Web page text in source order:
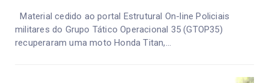
Material cedido ao portal Estrutural On-line Policiais
militares do Grupo Tático Operacional 35 (GTOP35)
recuperaram uma moto Honda Titan,...